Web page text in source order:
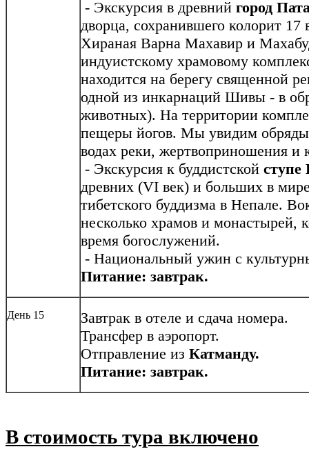
- Экскурсия в древний город
дворца, сохранившего колорит
Хираная Варна Махавир и
индуистскому храмовому
находится на берегу священной
одной из инкарнаций Шивы - в
животных). На территории
пещеры йогов. Мы увидим обряды
водах реки, жертвоприношения и
- Экскурсия к буддистской ступе
древних (VI век) и больших в
тибетского буддизма в Непале.
несколько храмов и монастырей,
время богослужений.
- Национальный ужин с
Питание: завтрак.
День 15
Завтрак в отеле и сдача номера.
Трансфер в аэропорт.
Отправление из Катманду.
Питание: завтрак.
В стоимость тура включено